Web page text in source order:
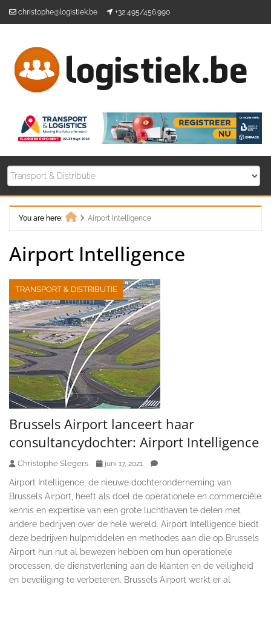
christophe@logistiek.be +32 495/456.990
You are here:
Airport Intelligence
Airport Intelligence
TRANSPORT & DISTRIBUTIE
Brussels Airport lanceert haar
consultancydochter: Airport Intelligence
Christophe Slegers juni 17, 2021
Airport Intelligence, de nieuwe dochteronderneming van
Brussels Airport, heeft als doel de operationele en commerciële
kennis en expertise van een grote luchthaven te delen met
andere bedrijven over de hele wereld. Airport Intelligence biedt
deze bedrijven hulpmiddelen en methodes aan die op Brussels
Airport hun nut al bewezen hebben om hun operationele
processen, de dienstverlening aan de klanten en de veiligheid
en beveiliging te verbeteren. Brussels Airport werkt er al